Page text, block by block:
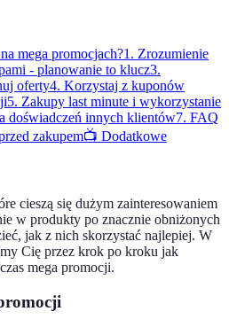
mega promocjach?1. Zrozumienie
- planowanie to klucz3.
oferty4. Korzystaj z kuponów
5. Zakupy last minute i wykorzystanie
doświadczeń innych klientów7. FAQ
zakupem📺 Dodatkowe
cieszą się dużym zainteresowaniem
w produkty po znacznie obniżonych
jak z nich skorzystać najlepiej. W
Cię przez krok po kroku jak
mega promocji.